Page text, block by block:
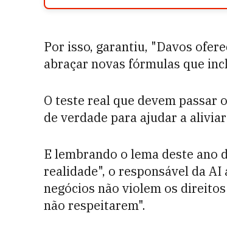
Por isso, garantiu, "Davos
abraçar novas fórmulas que
O teste real que devem passar
de verdade para ajudar a
E lembrando o lema deste
realidade", o responsável da AI
negócios não violem os
não respeitarem".